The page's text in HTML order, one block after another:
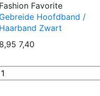
Fashion Favorite
Gebreide Hoofdband /
Haarband Zwart
8,95 7,40